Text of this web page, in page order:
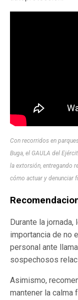
Con recorridos en
Buga, el GAULA del
la extorsión, entregando
cómo actuar y denunciar
Durante la
importancia de no
personal ante
sospechosos
Asimismo,
mantener la